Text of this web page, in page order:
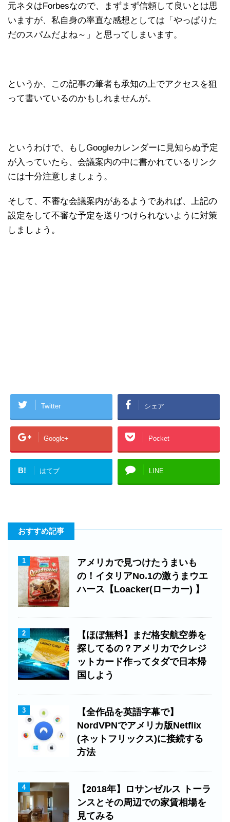
元ネタはForbesなので、まずまず信頼して良いとは思
いますが、私自身の率直な感想としては「やっぱりた
だのスパムだよね～」と思ってしまいます。
というか、この記事の筆者も承知の上でアクセスを狙
って書いているのかもしれませんが。
というわけで、もしGoogleカレンダーに見知らぬ予定
が入っていたら、会議案内の中に書かれているリンク
には十分注意しましょう。
そして、不審な会議案内があるようであれば、上記の
設定をして不審な予定を送りつけられないように対策
しましょう。
Twitter シェア
Google+ Pocket
B! はてブ LINE
おすすめ記事
1
アメリカで見つけたうまいも
の！イタリアNo.1の激うまウエ
ハース【Loacker(ローカー) 】
2
【ほぼ無料】まだ格安航空券を
探してるの？アメリカでクレジ
ットカード作ってタダで日本帰
国しよう
3
【全作品を英語字幕で】
NordVPNでアメリカ版Netflix
(ネットフリックス)に接続する
方法
4
【2018年】ロサンゼルス トーラ
ンスとその周辺での家賃相場を
見てみる